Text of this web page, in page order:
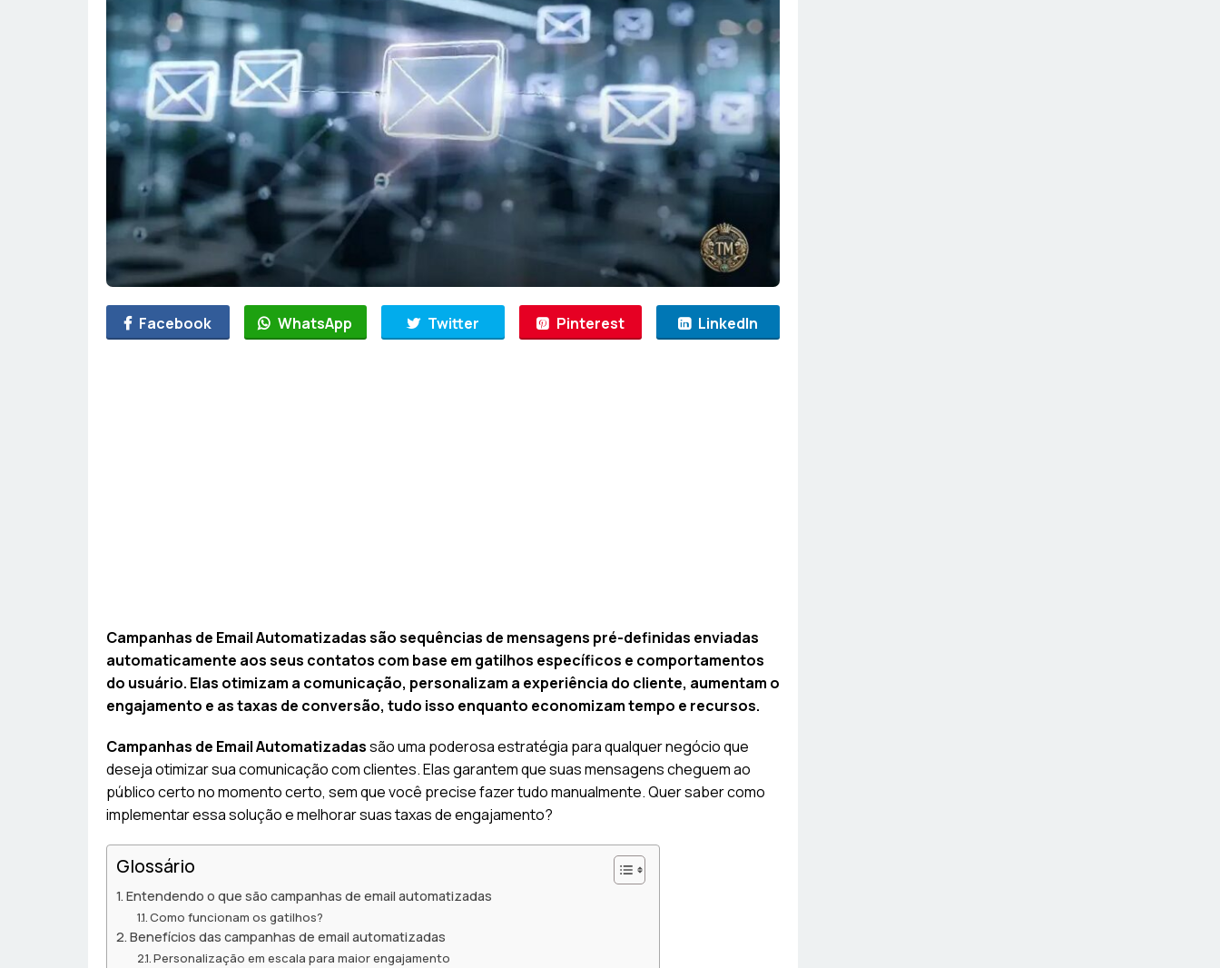
Facebook WhatsApp Twitter Pinterest LinkedIn
Campanhas de Email Automatizadas são sequências de mensagens pré-definidas enviadas
automaticamente aos seus contatos com base em gatilhos específicos e comportamentos
do usuário. Elas otimizam a comunicação, personalizam a experiência do cliente, aumentam o
engajamento e as taxas de conversão, tudo isso enquanto economizam tempo e recursos.
Campanhas de Email Automatizadassão uma poderosa estratégia para qualquer negócio que
deseja otimizar sua comunicação com clientes. Elas garantem que suas mensagens cheguem ao
público certo no momento certo, sem que você precise fazer tudo manualmente. Quer saber como
implementar essa solução e melhorar suas taxas de engajamento?
Glossário
Entendendo o que são campanhas de email automatizadas
Como funcionam os gatilhos?
Benefícios das campanhas de email automatizadas
Personalização em escala para maior engajamento